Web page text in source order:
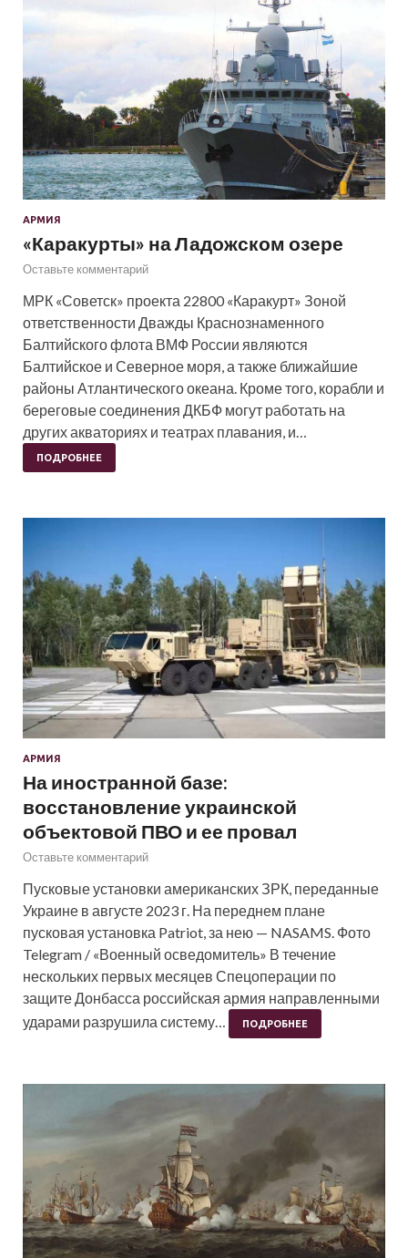
АРМИЯ
«Каракурты» на Ладожском озере
Оставьте комментарий
МРК «Советск» проекта 22800 «Каракурт» Зоной
ответственности Дважды Краснознаменного
Балтийского флота ВМФ России являются
Балтийское и Северное моря, а также ближайшие
районы Атлантического океана. Кроме того, корабли и
береговые соединения ДКБФ могут работать на
других акваториях и театрах плавания, и…
ПОДРОБНЕЕ
АРМИЯ
На иностранной базе:
восстановление украинской
объектовой ПВО и ее провал
Оставьте комментарий
Пусковые установки американских ЗРК, переданные
Украине в августе 2023 г. На переднем плане
пусковая установка Patriot, за нею — NASAMS. Фото
Telegram / «Военный осведомитель» В течение
нескольких первых месяцев Спецоперации по
защите Донбасса российская армия направленными
ударами разрушила систему…
ПОДРОБНЕЕ